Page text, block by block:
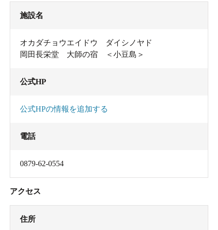
施設名
オカダチョウエイドウ ダイシノヤド
岡田長栄堂 大師の宿 ＜小豆島＞
公式HP
公式HPの情報を追加する
電話
0879-62-0554
アクセス
住所